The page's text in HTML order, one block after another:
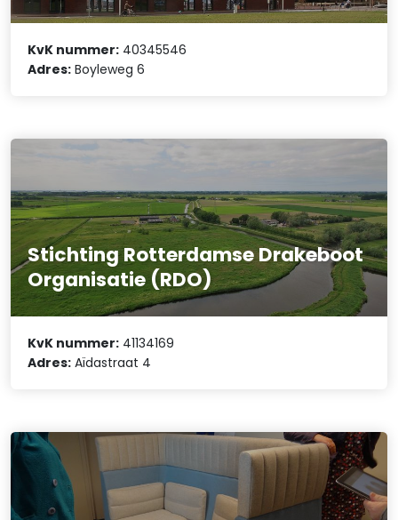
KvK nummer: 40345546
Adres: Boyleweg 6
Stichting Rotterdamse Drakeboot
Organisatie (RDO)
KvK nummer: 41134169
Adres: Aïdastraat 4